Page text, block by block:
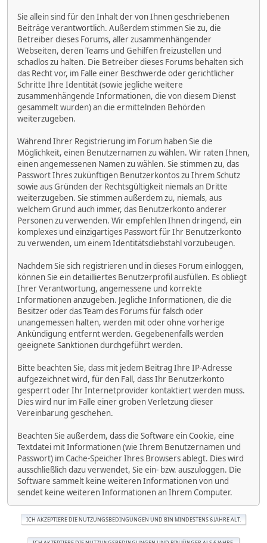
Sie allein sind für den Inhalt der von Ihnen geschriebenen
Beiträge verantwortlich. Außerdem stimmen Sie zu, die
Betreiber dieses Forums, aller zusammenhängender
Webseiten, deren Teams und Gehilfen freizustellen und
schadlos zu halten. Die Betreiber dieses Forums behalten sich
das Recht vor, im Falle einer Beschwerde oder gerichtlicher
Schritte Ihre Identität (sowie jegliche weitere
zusammenhängende Informationen, die von diesem Dienst
gesammelt wurden) an die ermittelnden Behörden
weiterzugeben.
Während Ihrer Registrierung im Forum haben Sie die
Möglichkeit, einen Benutzernamen zu wählen. Wir raten Ihnen,
einen angemessenen Namen zu wählen. Sie stimmen zu, das
Passwort Ihres zukünftigen Benutzerkontos zu Ihrem Schutz
sowie aus Gründen der Rechtsgültigkeit niemals an Dritte
weiterzugeben. Sie stimmen außerdem zu, niemals, aus
welchem Grund auch immer, das Benutzerkonto anderer
Personen zu verwenden. Wir empfehlen Ihnen dringend, ein
komplexes und einzigartiges Passwort für Ihr Benutzerkonto
zu verwenden, um einem Identitätsdiebstahl vorzubeugen.
Nachdem Sie sich registrieren und in dieses Forum einloggen,
können Sie ein detailliertes Benutzerprofil ausfüllen. Es obliegt
Ihrer Verantwortung, angemessene und korrekte
Informationen anzugeben. Jegliche Informationen, die die
Besitzer oder das Team des Forums für falsch oder
unangemessen halten, werden mit oder ohne vorherige
Ankündigung entfernt werden. Gegebenenfalls werden
geeignete Sanktionen durchgeführt werden.
Bitte beachten Sie, dass mit jedem Beitrag Ihre IP-Adresse
aufgezeichnet wird, für den Fall, dass Ihr Benutzerkonto
gesperrt oder Ihr Internetprovider kontaktiert werden muss.
Dies wird nur im Falle einer groben Verletzung dieser
Vereinbarung geschehen.
Beachten Sie außerdem, dass die Software ein Cookie, eine
Textdatei mit Informationen (wie Ihrem Benutzernamen und
Passwort) im Cache-Speicher Ihres Browsers ablegt. Dies wird
ausschließlich dazu verwendet, Sie ein- bzw. auszuloggen. Die
Software sammelt keine weiteren Informationen von und
sendet keine weiteren Informationen an Ihrem Computer.